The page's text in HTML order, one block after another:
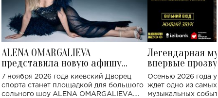
ALENA OMARGALIEVA
представила новую афишу
большого концерта во Дворце
спорта
7 ноября 2026 года киевский Дворец
спорта станет площадкой для большого
сольного шоу ALENA OMARGALIEVA.
Легендарная
впервые
Украине: где
Осенью 2026 года
ждет одно из
музыкальных